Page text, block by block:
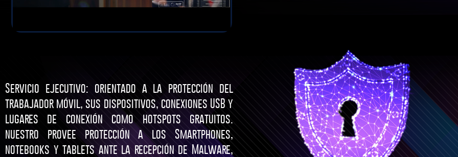
Servicio ejecutivo: orientado a la protección del
trabajador móvil, sus dispositivos, conexiones USB y
lugares de conexión como hotspots gratuitos.
nuestro provee protección a los Smartphones,
notebooks y tablets ante la recepción de Malware,